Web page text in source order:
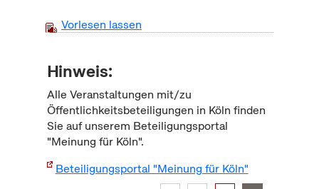
Vorlesen lassen
Hinweis:
Alle Veranstaltungen mit/zu
Öffentlichkeitsbeteiligungen in Köln finden
Sie auf unserem Beteiligungsportal
"Meinung für Köln".
Beteiligungsportal "Meinung für Köln"